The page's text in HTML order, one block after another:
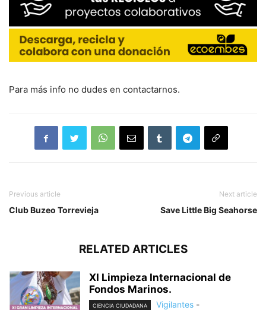
Para más info no dudes en contactarnos.
Previous article
Club Buzeo Torrevieja
Next article
Save Little Big Seahorse
RELATED ARTICLES
XI Limpieza Internacional de
Fondos Marinos.
CIENCIA CIUDADANA Vigilantes -